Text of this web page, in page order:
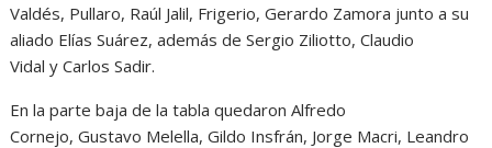
Valdés, Pullaro, Raúl Jalil, Frigerio, Gerardo Zamora junto a su
aliado Elías Suárez, además de Sergio Ziliotto, Claudio
Vidal y Carlos Sadir.
En la parte baja de la tabla quedaron Alfredo
Cornejo, Gustavo Melella, Gildo Insfrán, Jorge Macri, Leandro